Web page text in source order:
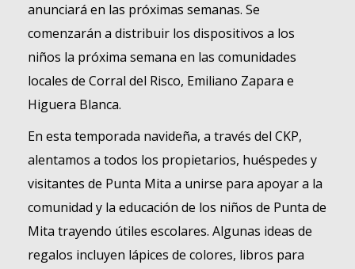
anunciará en las próximas semanas. Se
comenzarán a distribuir los dispositivos a los
niños la próxima semana en las comunidades
locales de Corral del Risco, Emiliano Zapara e
Higuera Blanca.
En esta temporada navideña, a través del CKP,
alentamos a todos los propietarios, huéspedes y
visitantes de Punta Mita a unirse para apoyar a la
comunidad y la educación de los niños de Punta de
Mita trayendo útiles escolares. Algunas ideas de
regalos incluyen lápices de colores, libros para